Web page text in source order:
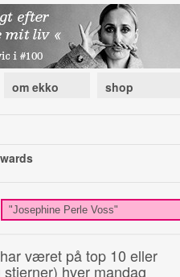
om ekko shop
været på top 10 eller
hver mandag